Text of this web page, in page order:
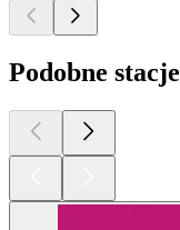
Podobne stacje